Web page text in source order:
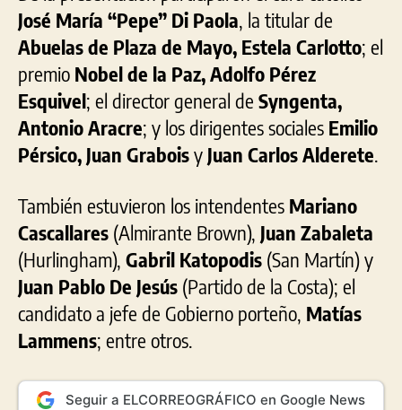
José María “Pepe” Di Paola, la titular de
Abuelas de Plaza de Mayo, Estela Carlotto; el
premio Nobel de la Paz, Adolfo Pérez
Esquivel; el director general de Syngenta,
Antonio Aracre; y los dirigentes sociales Emilio
Pérsico, Juan Graboisy Juan Carlos Alderete.
También estuvieron los intendentes Mariano
Cascallares (Almirante Brown), Juan Zabaleta
(Hurlingham), Gabril Katopodis (San Martín) y
Juan Pablo De Jesús (Partido de la Costa); el
candidato a jefe de Gobierno porteño, Matías
Lammens; entre otros.
Seguir a ELCORREOGRÁFICO en Google News